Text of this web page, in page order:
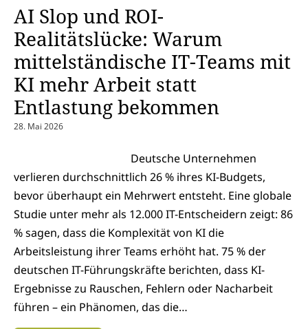
AI Slop und ROI-
Realitätslücke: Warum
mittelständische IT-Teams mit
KI mehr Arbeit statt
Entlastung bekommen
28. Mai 2026
Deutsche Unternehmen
verlieren durchschnittlich 26 % ihres KI-Budgets,
bevor überhaupt ein Mehrwert entsteht. Eine globale
Studie unter mehr als 12.000 IT-Entscheidern zeigt: 86
% sagen, dass die Komplexität von KI die
Arbeitsleistung ihrer Teams erhöht hat. 75 % der
deutschen IT-Führungskräfte berichten, dass KI-
Ergebnisse zu Rauschen, Fehlern oder Nacharbeit
führen – ein Phänomen, das die…